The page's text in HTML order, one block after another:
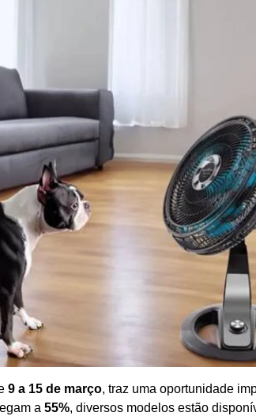
9 a 15 de março, traz uma oportunidade
a 55%, diversos modelos estão